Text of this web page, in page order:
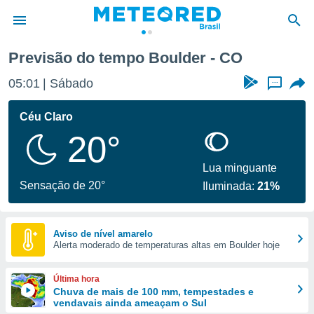
da
fornecidas
a este
das
e
forma
digital
Previsão do tempo Boulder - CO
05:01 Sábado ...
Céu Claro
20°
Sensação de 20°
Lua minguante
Iluminada:21%
Aviso de nível amarelo
Alerta moderado de temperaturas altas em Boulder hoje
Última hora
Chuva de mais de 100 mm, tempestades e
vendavais ainda ameaçam o Sul